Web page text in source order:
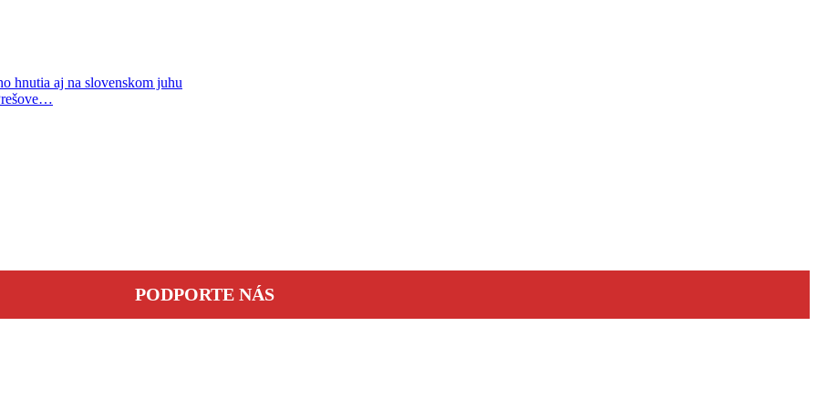
hnutia aj na slovenskom juhu
PODPORTE NÁS